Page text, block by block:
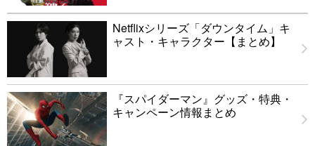
Netflixシリーズ「ダウンタイム」キ
ャスト・キャラクター【まとめ】
『スパイダーマン』グッズ・特典・
キャンペーン情報まとめ